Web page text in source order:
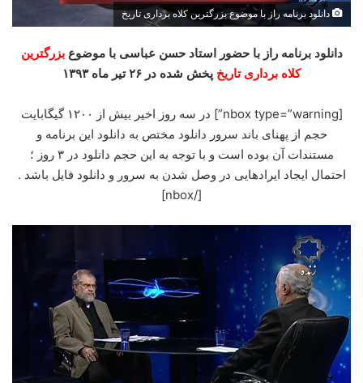
دانلود برنامه راز با موضوع بزرگترین کلاه برداری تاریخ
دانلود برنامه راز با حضور استاد حسن عباسی با موضوع بزرگترین
کلاه برداری تاریخ پخش شده در ۲۶ تیر ماه ۱۳۹۳
[nbox type=”warning”] در سه روز اخیر بیش از ۱۲۰۰ گیگابایت
حجم از پهنای باند سرور دانلود مختص به دانلود این برنامه و
مستندات آن بوده است و با توجه به این حجم دانلود در ۳ روز ؛
احتمال ایجاد ایرادهایی در وصل شدن به سرور و دانلود فایل باشد .
[/nbox]